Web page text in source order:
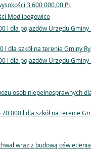
3 600 000,00 PL
Modlibogowice
l dla pojazdów Urzędu Gminy
dla szkół na terenie Gminy
l dla pojazdów Urzędu Gminy
osób niepełnosprawnych
000 l dla szkół na terenie
wraz z budową oświetlenia